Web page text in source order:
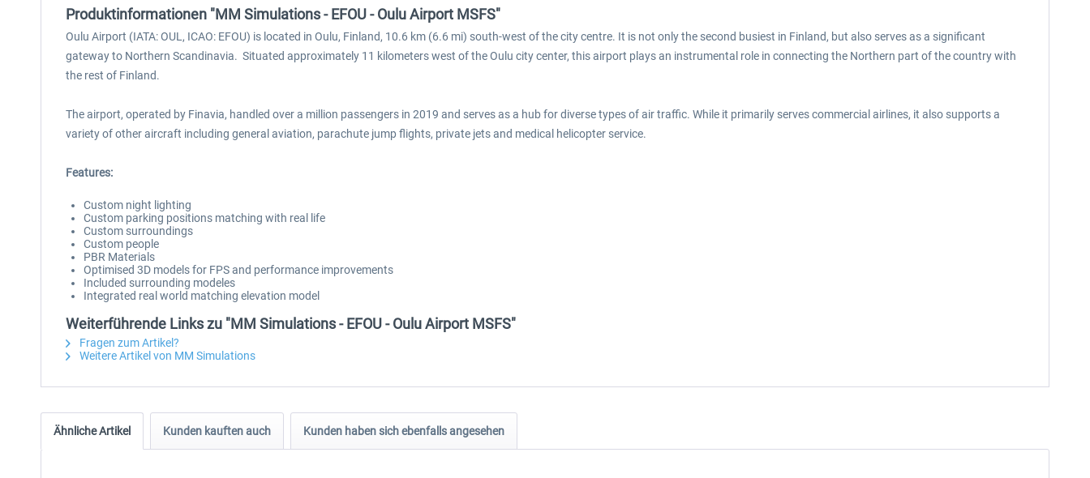
Produktinformationen "MM Simulations - EFOU - Oulu Airport MSFS"
Oulu Airport (IATA: OUL, ICAO: EFOU) is located in Oulu, Finland, 10.6 km (6.6 mi) south-west of the city centre. It is not only the second busiest in Finland, but also serves as a significant
gateway to Northern Scandinavia. Situated approximately 11 kilometers west of the Oulu city center, this airport plays an instrumental role in connecting the Northern part of the country with
the rest of Finland.
The airport, operated by Finavia, handled over a million passengers in 2019 and serves as a hub for diverse types of air traffic. While it primarily serves commercial airlines, it also supports a
variety of other aircraft including general aviation, parachute jump flights, private jets and medical helicopter service.
Features:
Custom night lighting
Custom parking positions matching with real life
Custom surroundings
Custom people
PBR Materials
Optimised 3D models for FPS and performance improvements
Included surrounding modeles
Integrated real world matching elevation model
Weiterführende Links zu "MM Simulations - EFOU - Oulu Airport MSFS"
Fragen zum Artikel?
Weitere Artikel von MM Simulations
Ähnliche Artikel Kunden kauften auch Kunden haben sich ebenfalls angesehen